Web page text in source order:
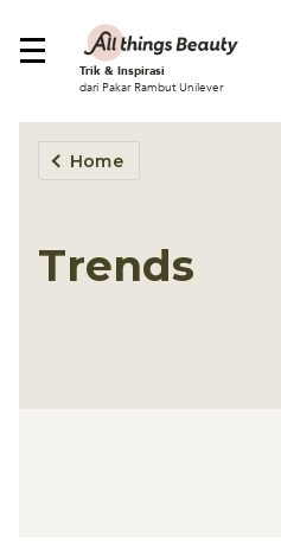
Trik & Inspirasi
dari Pakar Rambut Unilever
Home
Trends